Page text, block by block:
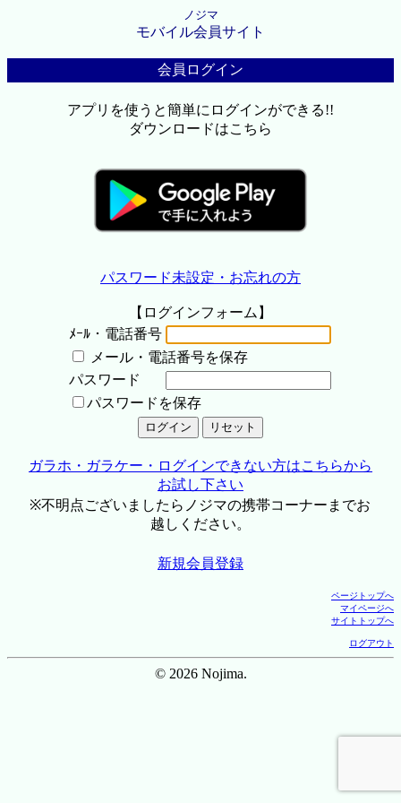
ノジマ
モバイル会員サイト
会員ログイン
アプリを使うと簡単にログインができる!!
ダウンロードはこちら
パスワード未設定・お忘れの方
【ログインフォーム】
ﾒｰﾙ・電話番号
メール・電話番号を保存
パスワード
パスワードを保存
ガラホ・ガラケー・ログインできない方はこちらから
お試し下さい
※不明点ございましたらノジマの携帯コーナーまでお
越しください。
新規会員登録
ページトップへ
マイページへ
サイトトップへ
ログアウト
© 2026 Nojima.